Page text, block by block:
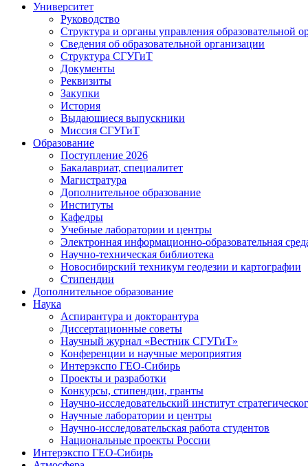
Университет
Руководство
Структура и органы управления образовательной
Сведения об образовательной организации
Структура СГУГиТ
Документы
Реквизиты
Закупки
История
Выдающиеся выпускники
Миссия СГУГиТ
Образование
Поступление 2026
Бакалавриат, специалитет
Магистратура
Дополнительное образование
Институты
Кафедры
Учебные лаборатории и центры
Электронная информационно-образовательная
Научно-техническая библиотека
Новосибирский техникум геодезии и картографии
Стипендии
Дополнительное образование
Наука
Аспирантура и докторантура
Диссертационные советы
Научный журнал «Вестник СГУГиТ»
Конференции и научные мероприятия
Интерэкспо ГЕО-Сибирь
Проекты и разработки
Конкурсы, стипендии, гранты
Научно-исследовательский институт
Научные лаборатории и центры
Научно-исследовательская работа студентов
Национальные проекты России
Интерэкспо ГЕО-Сибирь